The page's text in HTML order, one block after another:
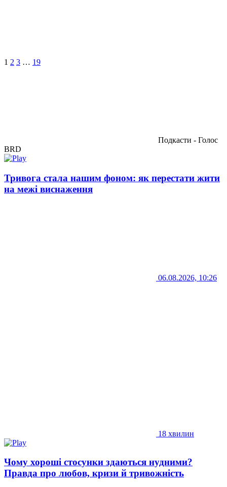
1 2 3 … 19
Подкасти - Голос
BRD
Тривога стала нашим фоном: як перестати жити
на межі виснаження
06.08.2026, 10:26
18 хвилин
Чому хороші стосунки здаються нудними?
Правда про любов, кризи й тривожність